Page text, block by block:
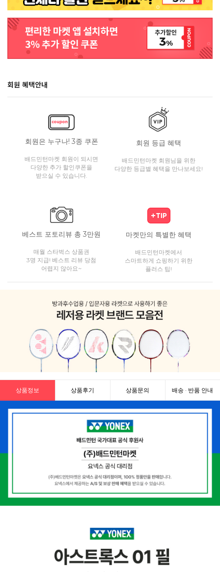
회원 혜택안내
회원은 누구나! 3종 쿠폰
배드민턴마켓 회원이 되시면
다양한 추가 할인쿠폰을
받으실 수 있습니다.
회원 등급 혜택
배드민턴마켓 회원님을 위한
다양한 등급별 혜택을 만나보세요!
베스트 포토리뷰 총 3만원
매월 스타벅스 상품권
3명 지급! 베스트 리뷰 당첨
어렵지 않아요~
마켓만의 특별한 혜택
배드민턴마켓에서
스마트하게 쇼핑하기 위한
플러스 팁!
상품정보 상품후기 상품문의 배송 · 반품 안내